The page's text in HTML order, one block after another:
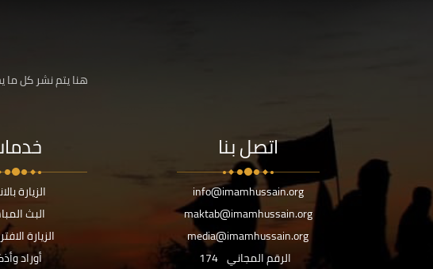
هنا يتم نشر كل ما
اتصل بنا
info@imamhussain.org
maktab@imamhussain.org
media@imamhussain.org
الرقم المجاني 174
الزيارة
البث
الزيارة
أوراد